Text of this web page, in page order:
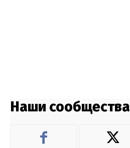
Наши сообщества